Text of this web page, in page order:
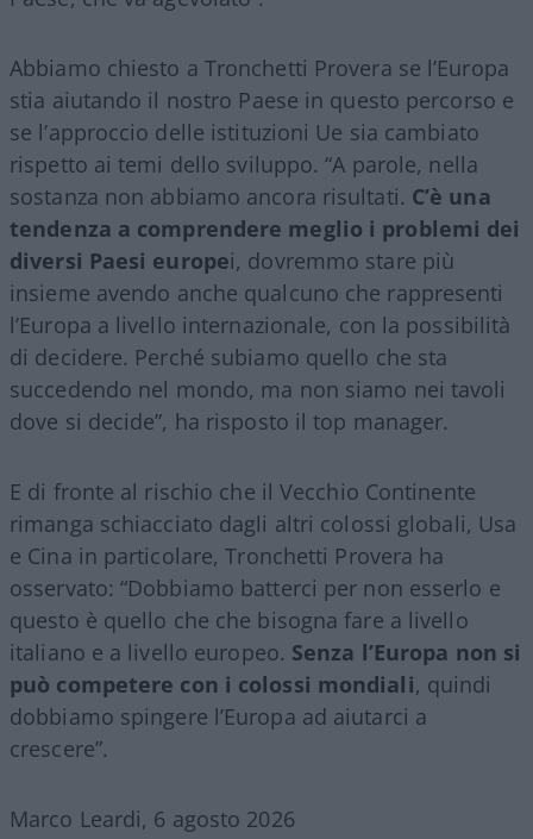
Abbiamo chiesto a Tronchetti Provera se l’Europa
stia aiutando il nostro Paese in questo percorso e
se l’approccio delle istituzioni Ue sia cambiato
rispetto ai temi dello sviluppo. “A parole, nella
sostanza non abbiamo ancora risultati. C’è una
tendenza a comprendere meglio i problemi dei
diversi Paesi europei, dovremmo stare più
insieme avendo anche qualcuno che rappresenti
l’Europa a livello internazionale, con la possibilità
di decidere. Perché subiamo quello che sta
succedendo nel mondo, ma non siamo nei tavoli
dove si decide”, ha risposto il top manager.
E di fronte al rischio che il Vecchio Continente
rimanga schiacciato dagli altri colossi globali, Usa
e Cina in particolare, Tronchetti Provera ha
osservato: “Dobbiamo batterci per non esserlo e
questo è quello che che bisogna fare a livello
italiano e a livello europeo. Senza l’Europa non si
può competere con i colossi mondiali, quindi
dobbiamo spingere l’Europa ad aiutarci a
crescere”.
Marco Leardi, 6 agosto 2026